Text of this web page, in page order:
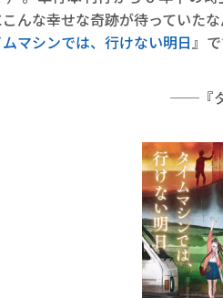
んな幸せな奇跡が待っていた
マシンでは、行けない明日』で
──『タ